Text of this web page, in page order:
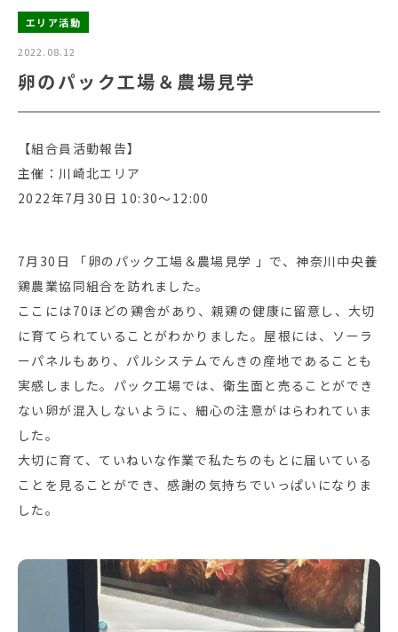
エリア活動
2022.08.12
卵のパック工場＆農場見学
【組合員活動報告】
主催：川崎北エリア
2022年7月30日 10:30～12:00
7月30日 「卵のパック工場＆農場見学 」で、神奈川中央養
鶏農業協同組合を訪れました。
ここには70ほどの鶏舎があり、親鶏の健康に留意し、大切
に育てられていることがわかりました。屋根には、ソーラ
ーパネルもあり、パルシステムでんきの産地であることも
実感しました。パック工場では、衛生面と売ることができ
ない卵が混入しないように、細心の注意がはらわれていま
した。
大切に育て、ていねいな作業で私たちのもとに届いている
ことを見ることができ、感謝の気持ちでいっぱいになりま
した。